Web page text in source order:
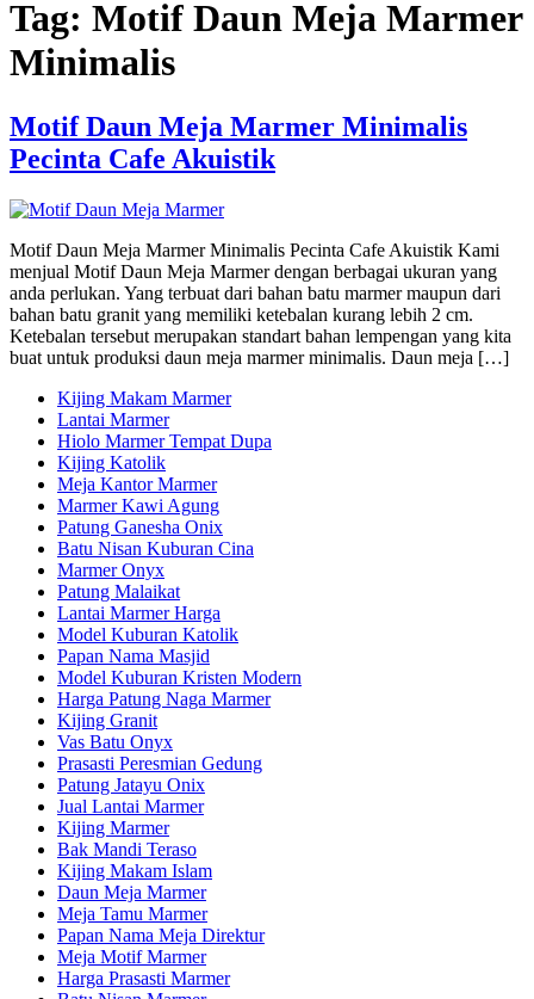
Tag: Motif Daun Meja Marmer
Minimalis
Motif Daun Meja Marmer Minimalis
Pecinta Cafe Akuistik
Motif Daun Meja Marmer Minimalis Pecinta Cafe Akuistik Kami
menjual Motif Daun Meja Marmer dengan berbagai ukuran yang
anda perlukan. Yang terbuat dari bahan batu marmer maupun dari
bahan batu granit yang memiliki ketebalan kurang lebih 2 cm.
Ketebalan tersebut merupakan standart bahan lempengan yang kita
buat untuk produksi daun meja marmer minimalis. Daun meja […]
Kijing Makam Marmer
Lantai Marmer
Hiolo Marmer Tempat Dupa
Kijing Katolik
Meja Kantor Marmer
Marmer Kawi Agung
Patung Ganesha Onix
Batu Nisan Kuburan Cina
Marmer Onyx
Patung Malaikat
Lantai Marmer Harga
Model Kuburan Katolik
Papan Nama Masjid
Model Kuburan Kristen Modern
Harga Patung Naga Marmer
Kijing Granit
Vas Batu Onyx
Prasasti Peresmian Gedung
Patung Jatayu Onix
Jual Lantai Marmer
Kijing Marmer
Bak Mandi Teraso
Kijing Makam Islam
Daun Meja Marmer
Meja Tamu Marmer
Papan Nama Meja Direktur
Meja Motif Marmer
Harga Prasasti Marmer